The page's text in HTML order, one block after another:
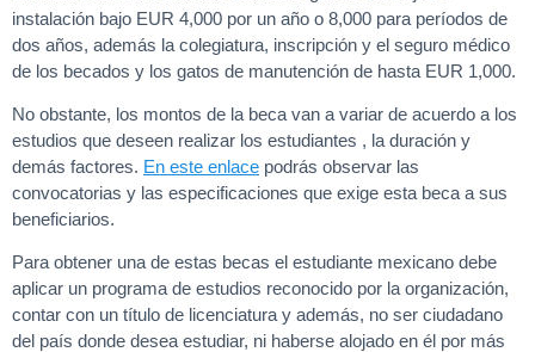
instalación bajo EUR 4,000 por un año o 8,000 para períodos de
dos años, además la colegiatura, inscripción y el seguro médico
de los becados y los gatos de manutención de hasta EUR 1,000.
No obstante, los montos de la beca van a variar de acuerdo a los
estudios que deseen realizar los estudiantes , la duración y
demás factores. En este enlace podrás observar las
convocatorias y las especificaciones que exige esta beca a sus
beneficiarios.
Para obtener una de estas becas el estudiante mexicano debe
aplicar un programa de estudios reconocido por la organización,
contar con un título de licenciatura y además, no ser ciudadano
del país donde desea estudiar, ni haberse alojado en él por más